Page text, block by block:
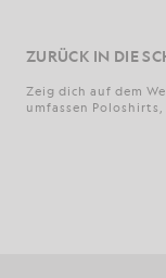
ZURÜCK IN DIE
Zeig dich auf dem
umfassen